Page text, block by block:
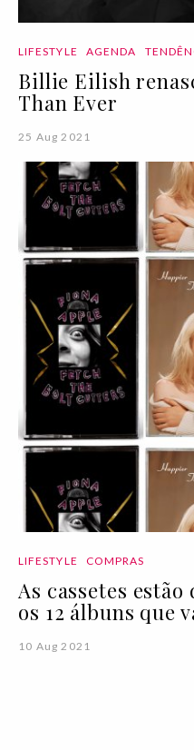
LIFESTYLE AGENDA
Billie Eilish
Than Ever
25 Aug 2021
LIFESTYLE COMPRAS
As cassetes estão
os 12 álbuns que
10 Aug 2021